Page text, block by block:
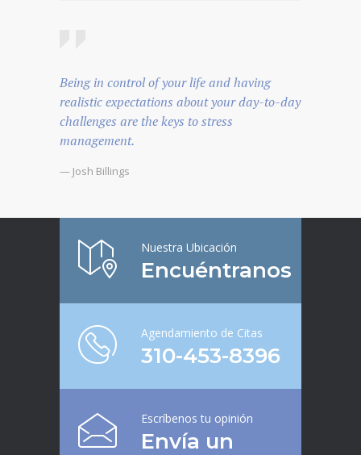
Being in control of your life and having
realistic expectations about your day-to-day
challenges are the keys to stress
management.
— Josh Billings
Nuestra Ubicación
Encuéntranos
Agendamiento de Citas
310-453-8396
Escríbenos tu opinión
Envía un